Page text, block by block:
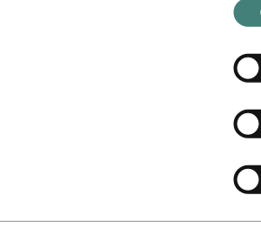
utilisation de notre site avec d’autres
avez fournies ou qu’ils ont collectées
d’un cookie tiers est le Responsable du
pouvez consulter ces tiers dans la
des affaires